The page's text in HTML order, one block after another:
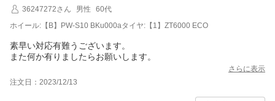
36247272さん
男性
60代
ホイール:【B】PW-S10 BKu000aタイヤ:【1】ZT6000 ECO
素早い対応有難うございます。
また何か有りましたらお願いします。
さらに表示
注文日：2023/12/13